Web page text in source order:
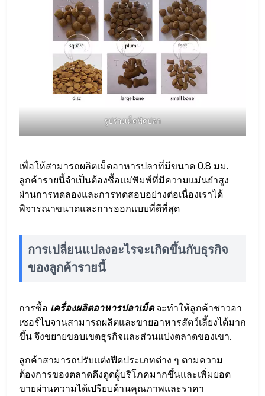
รูปร่างเม็ดฟีดปลา
เพื่อให้สามารถผลิตเม็ดอาหารปลาที่มีขนาด 0.8 มม.
ลูกค้ารายนี้จำเป็นต้องซื้อแม่พิมพ์ที่มีความแม่นยำสูง
ผ่านการทดลองและการทดสอบอย่างต่อเนื่องเราได้
พิจารณาขนาดและการออกแบบที่ดีที่สุด
การเปลี่ยนแปลงอะไรจะเกิดขึ้นกับธุรกิจ
ของลูกค้ารายนี้
การซื้อ เครื่องผลิตอาหารปลาเม็ดจะทำให้ลูกค้าชาวอา
เซอร์ไบจานสามารถผลิตและขายอาหารสัตว์เลี้ยงได้มาก
ขึ้น จึงขยายขอบเขตธุรกิจและส่วนแบ่งตลาดของเขา.
ลูกค้าสามารถปรับแต่งฟีดประเภทต่าง ๆ ตามความ
ต้องการของตลาดดึงดูดผู้บริโภคมากขึ้นและเพิ่มยอด
ขายผ่านความได้เปรียบด้านคุณภาพและราคา